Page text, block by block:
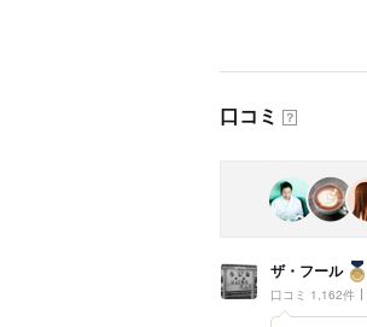
口コミ ？
ザ・フール
口コミ 1,162件